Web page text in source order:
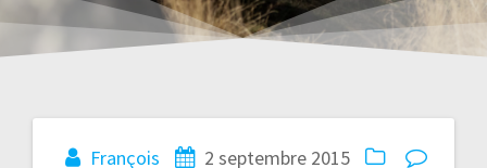
François
2 septembre 2015